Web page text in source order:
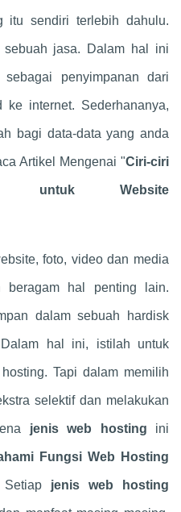
itu sendiri terlebih dahulu.
jasa. Dalam hal ini
penyimpanan dari
internet. Sederhananya,
bagi data-data yang anda
Artikel Mengenai "Ciri-ciri
untuk Website
foto, video dan media
beragam hal penting lain.
dalam sebuah hardisk
hal ini, istilah untuk
Tapi dalam memilih
selektif dan melakukan
jenis web hosting ini
Fungsi Web Hosting
Setiap jenis web hosting